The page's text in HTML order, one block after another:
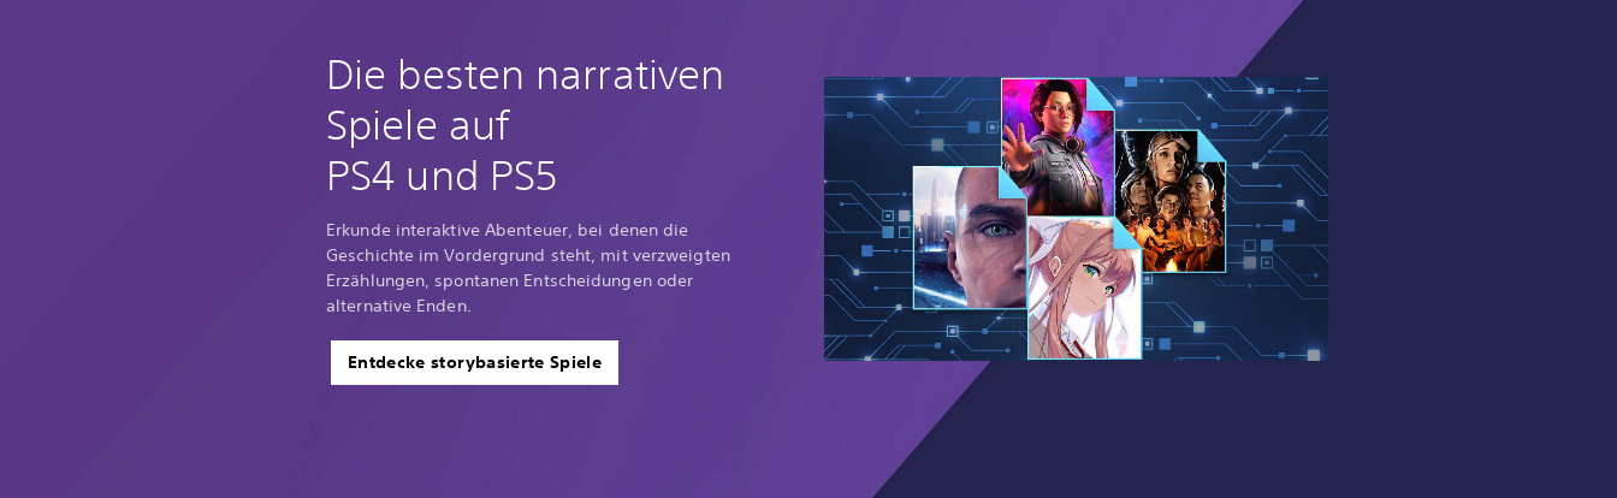
Die besten narrativen
Spiele auf
PS4 und PS5
Erkunde interaktive Abenteuer, bei denen die
Geschichte im Vordergrund steht, mit verzweigten
Erzählungen, spontanen Entscheidungen oder
alternative Enden.
Entdecke storybasierte Spiele